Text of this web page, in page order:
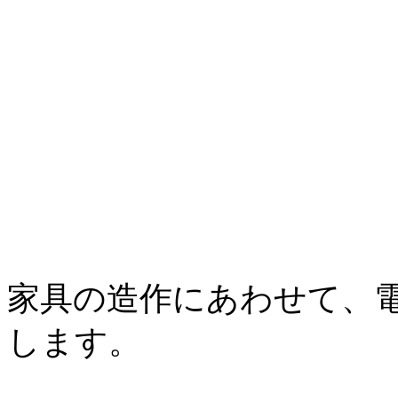
家具の造作にあわせて、
します。